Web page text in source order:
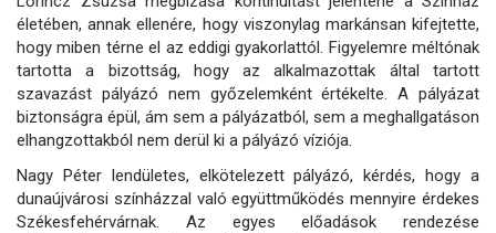
életében, annak ellenére, hogy viszonylag markánsan kifejtette,
hogy miben térne el az eddigi gyakorlattól. Figyelemre méltónak
tartotta a bizottság, hogy az alkalmazottak által tartott
szavazást pályázó nem győzelemként értékelte. A pályázat
biztonságra épül, ám sem a pályázatból, sem a meghallgatáson
elhangzottakból nem derül ki a pályázó víziója.
Nagy Péter lendületes, elkötelezett pályázó, kérdés, hogy a
dunaújvárosi színházzal való együttműködés mennyire érdekes
Székesfehérvárnak. Az egyes előadások rendezése